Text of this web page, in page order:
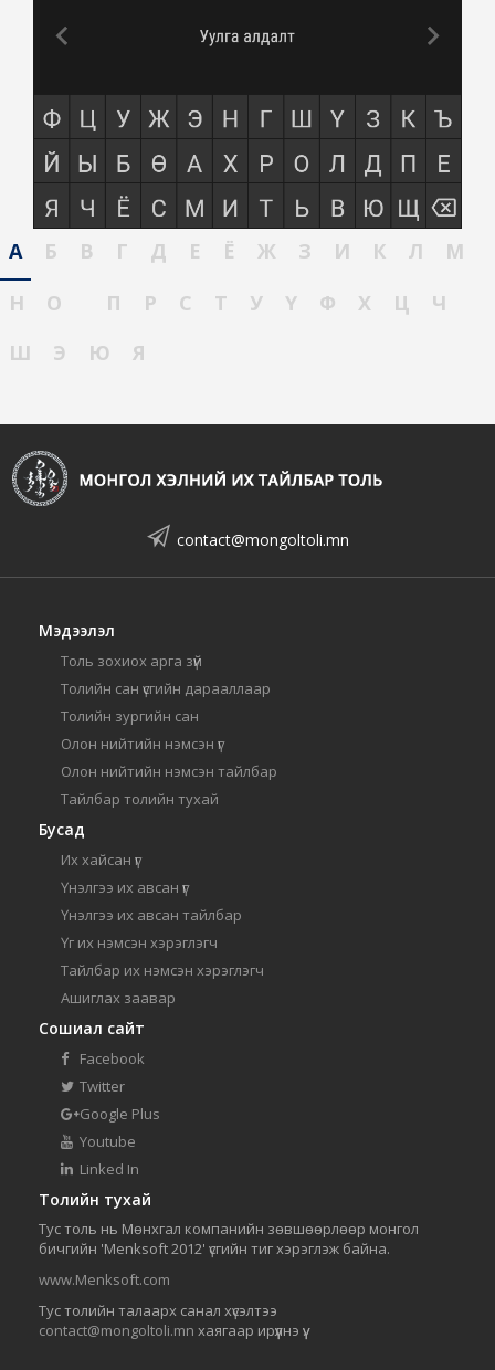
А Б В Г Д Е Ё Ж З И К Л
М
Н
О П Р С Т У Ү Ф Х Ц
Ч
Ш
Э Ю Я
contact@mongoltoli.mn
Мэдээлэл
Толь зохиох арга зүй
Толийн сан үсгийн дарааллаар
Толийн зургийн сан
Олон нийтийн нэмсэн үг
Олон нийтийн нэмсэн тайлбар
Тайлбар толийн тухай
Бусад
Их хайсан үг
Үнэлгээ их авсан үг
Үнэлгээ их авсан тайлбар
Үг их нэмсэн хэрэглэгч
Тайлбар их нэмсэн хэрэглэгч
Ашиглах заавар
Сошиал сайт
Facebook
Twitter
Google Plus
Youtube
Linked In
Толийн тухай
Тус толь нь Мөнхгал компанийн зөвшөөрлөөр монгол
бичгийн 'Menksoft 2012' үсгийн тиг хэрэглэж байна.
www.Menksoft.com
Тус толийн талаарх санал хүсэлтээ
contact@mongoltoli.mn хаягаар ирүүлнэ үү.